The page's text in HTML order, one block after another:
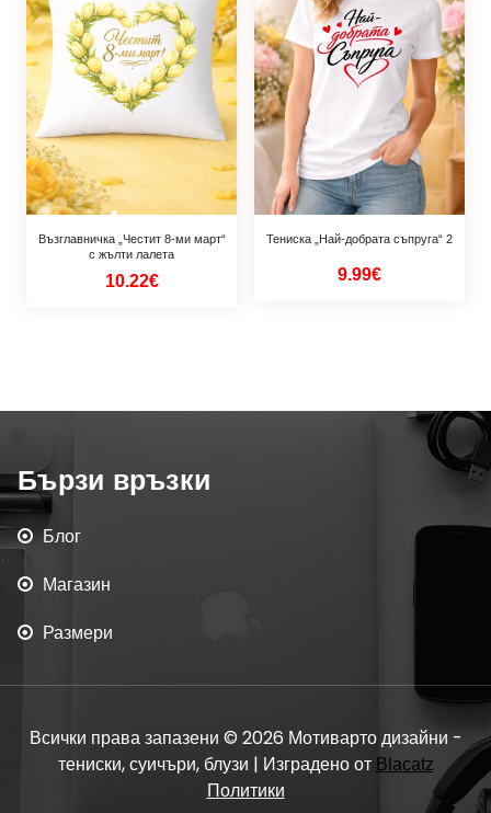
Възглавничка „Честит 8-ми март“
с жълти лалета
10.22€
Тениска „Най-добрата съпруга“ 2
9.99€
Бързи връзки
Блог
Магазин
Размери
Всички права запазени © 2026 Мотиварто дизайни -
тениски, суичъри, блузи | Изградено от Blacatz
Политики